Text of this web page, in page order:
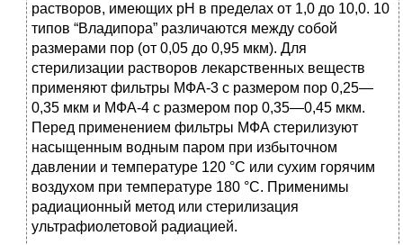
растворов, имеющих рН в пределах от 1,0 до 10,0. 10
типов “Владипора” различаются между собой
размерами пор (от 0,05 до 0,95 мкм). Для
стерилизации растворов лекарственных веществ
применяют фильтры МФА-3 с размером пор 0,25—
0,35 мкм и МФА-4 с размером пор 0,35—0,45 мкм.
Перед применением фильтры МФА стерилизуют
насыщенным водным паром при избыточном
давлении и температуре 120 °С или сухим горячим
воздухом при температуре 180 °С. Применимы
радиационный метод или стерилизация
ультрафиолетовой радиацией.